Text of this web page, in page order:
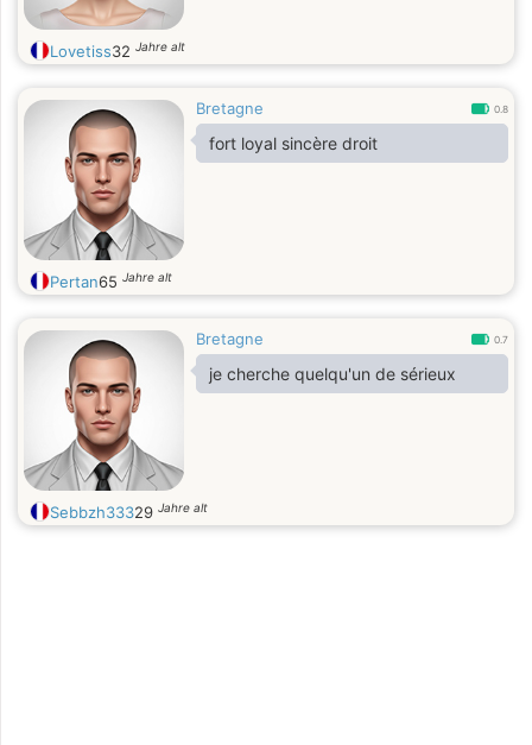
Lovetiss32 Jahre alt
Bretagne 0.8
fort loyal sincère droit
Pertan65 Jahre alt
Bretagne 0.7
je cherche quelqu'un de sérieux
Sebbzh33329 Jahre alt